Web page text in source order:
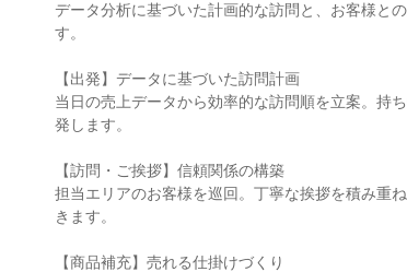
データ分析に基づいた計画的な訪問と、お客様と
す。
【出発】データに基づいた訪問計画
当日の売上データから効率的な訪問順を立案。持
発します。
【訪問・ご挨拶】信頼関係の構築
担当エリアのお客様を巡回。丁寧な挨拶を積み重
きます。
【商品補充】売れる仕掛けづくり